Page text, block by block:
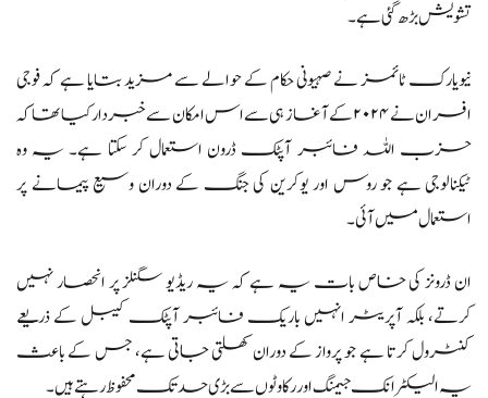
تشویش بڑھ گئی ہے۔
نیویارک ٹائمز نے صہیونی حکام کے حوالے سے مزید بتایا ہے کہ فوجی
افسران نے ۲۰۲۴ کے آغاز ہی سے اس امکان سے خبردار کیا تھا کہ
حزب اللہ فائبر آپٹک ڈرون استعمال کر سکتا ہے۔ یہ وہ
ٹیکنالوجی ہے جو روس اور یوکرین کی جنگ کے دوران وسیع پیمانے پر
استعمال میں آئی۔
ان ڈرونز کی خاص بات یہ ہے کہ یہ ریڈیو سگنلز پر انحصار نہیں
کرتے، بلکہ آپریٹر انہیں باریک فائبر آپٹک کیبل کے ذریعے
کنٹرول کرتا ہے جو پرواز کے دوران کھلتی جاتی ہے، جس کے باعث
یہ الیکٹرانک جیمنگ اور رکاوٹوں سے بڑی حد تک محفوظ رہتے ہیں۔